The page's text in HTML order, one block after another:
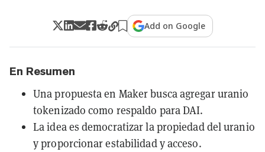
Add on Google
En Resumen
Una propuesta en Maker busca agregar uranio
tokenizado como respaldo para DAI.
La idea es democratizar la propiedad del uranio
y proporcionar estabilidad y acceso.